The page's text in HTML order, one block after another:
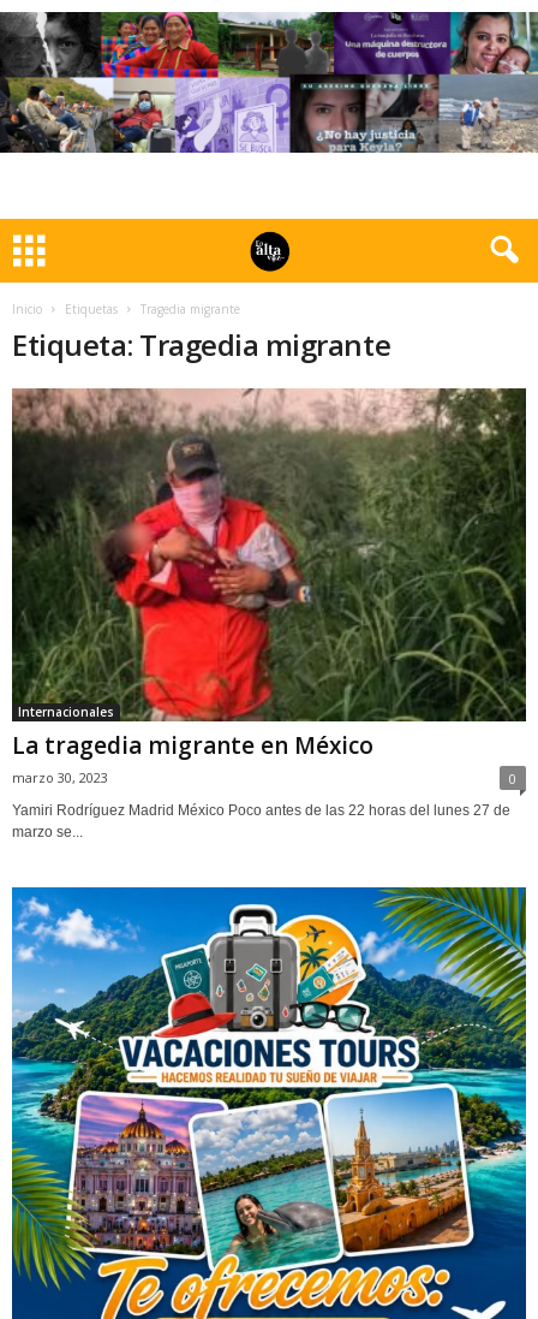
Inicio Etiquetas Tragedia migrante
Etiqueta: Tragedia migrante
Internacionales
La tragedia migrante en México
marzo 30, 2023 0
Yamiri Rodríguez Madrid México Poco antes de las 22 horas del lunes 27 de
marzo se...